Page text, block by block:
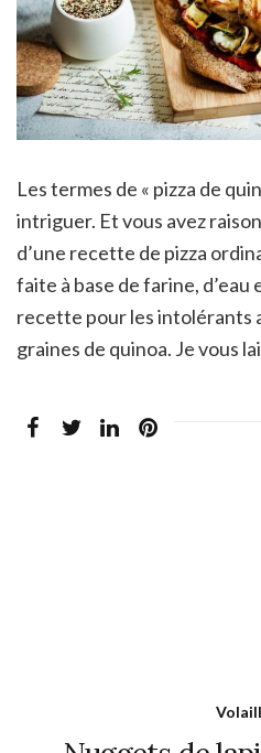
Les termes de « pizza de
intriguer. Et vous avez
d’une recette de pizza
faite à base de farine, d’eau
recette pour les intolérants
graines de quinoa. Je vous